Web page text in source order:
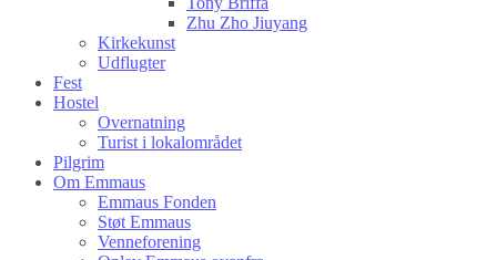
Zhu Zho Jiuyang
Kirkekunst
Udflugter
Fest
Hostel
Overnatning
Turist i lokalområdet
Pilgrim
Om Emmaus
Emmaus Fonden
Støt Emmaus
Venneforening